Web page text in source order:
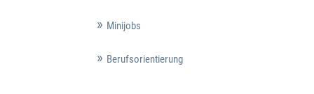
Minijobs
Berufsorientierung